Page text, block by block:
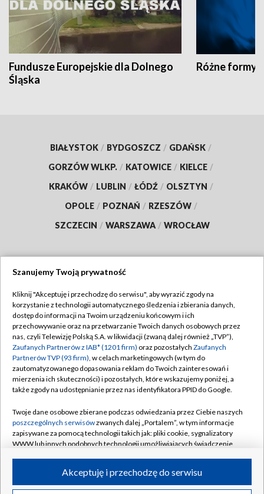
Fundusze Europejskie dla Dolnego
Śląska
Różne formy
BIAŁYSTOK / BYDGOSZCZ / GDAŃSK /
GORZÓW WLKP. / KATOWICE / KIELCE /
KRAKÓW / LUBLIN / ŁÓDŹ / OLSZTYN /
OPOLE / POZNAŃ / RZESZÓW /
SZCZECIN / WARSZAWA / WROCŁAW
TVP
Abonament TVP
Emisja w TVP
Centrum informacji TVP
Naziemna Telewizja Cyfrowa
Rada Programowa
System NOS
Informacje o nadawcy
Program dla prasy
Regulamin TVP
Polityka prywatności
Moje zgody
Pomoc
Kontakt
Kanały
©2026 Telewizja Polska S.A. w likwidacji
Szanujemy Twoją prywatność
Kliknij "Akceptuję i przechodzę do serwisu", aby wyrazić zgody na
korzystanie z technologii automatycznego śledzenia i zbierania danych,
dostęp do informacji na Twoim urządzeniu końcowym i ich
przechowywanie oraz na przetwarzanie Twoich danych osobowych przez
nas, czyli Telewizję Polską S.A. w likwidacji (zwaną dalej również „TVP”),
Zaufanych Partnerów z IAB* (1201 firm) oraz pozostałych Zaufanych
Partnerów TVP (93 firm), w celach marketingowych (w tym do
zautomatyzowanego dopasowania reklam do Twoich zainteresowań i
mierzenia ich skuteczności) i pozostałych, które wskazujemy poniżej, a
także zgody na udostępnianie przez nas identyfikatora PPID do Google.
Twoje dane osobowe zbierane podczas odwiedzania przez Ciebie naszych
poszczególnych serwisówzwanych dalej „Portalem”, w tym informacje
zapisywane za pomocą technologii takich jak: pliki cookie, sygnalizatory
WWW lub innych podobnych technologii umożliwiających świadczenie
ruchu w Internecie.Akceptuję i przechodzę do serwisu